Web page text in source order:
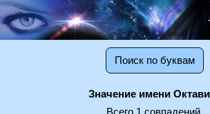
Поиск по буквам
Значение имени